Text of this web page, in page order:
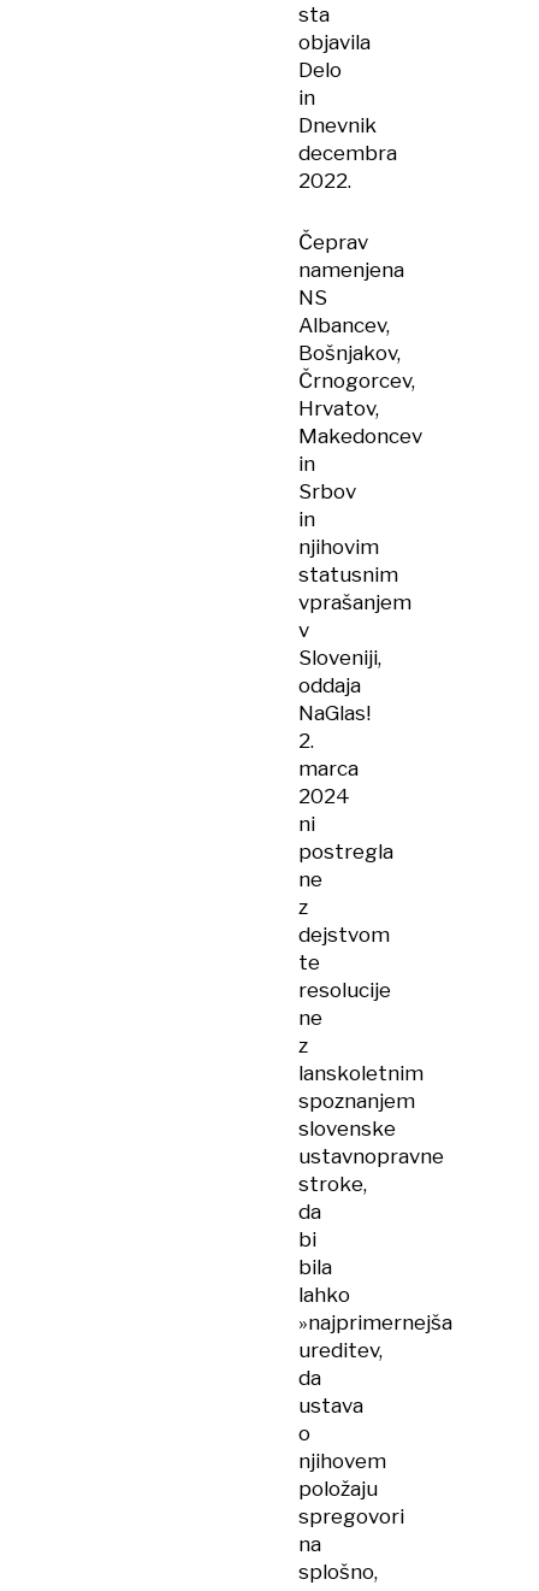
sta
objavila
Delo
in
Dnevnik
decembra
2022.
Čeprav
namenjena
NS
Albancev,
Bošnjakov,
Črnogorcev,
Hrvatov,
Makedoncev
in
Srbov
in
njihovim
statusnim
vprašanjem
v
Sloveniji,
oddaja
NaGlas!
2.
marca
2024
ni
postregla
ne
z
dejstvom
te
resolucije
ne
z
lanskoletnim
spoznanjem
slovenske
ustavnopravne
stroke,
da
bi
bila
lahko
»najprimernejša
ureditev,
da
ustava
o
njihovem
položaju
spregovori
na
splošno,